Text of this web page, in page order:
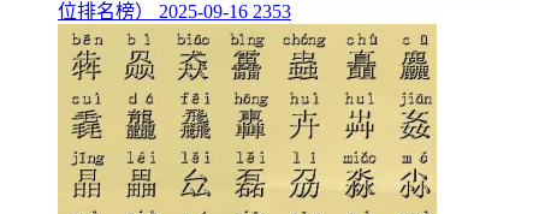
位排名榜）
2025-09-16 2353